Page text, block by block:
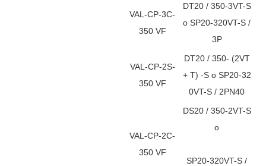
VAL-CP-3C-
350 VF
DT20 / 350-3VT-S
o SP20-320VT-S /
3P
VAL-CP-2S-
350 VF
DT20 / 350- (2VT
+ T) -S o SP20-32
0VT-S / 2PN40
VAL-CP-2C-
350 VF
DS20 / 350-2VT-S
o
SP20-320VT-S /